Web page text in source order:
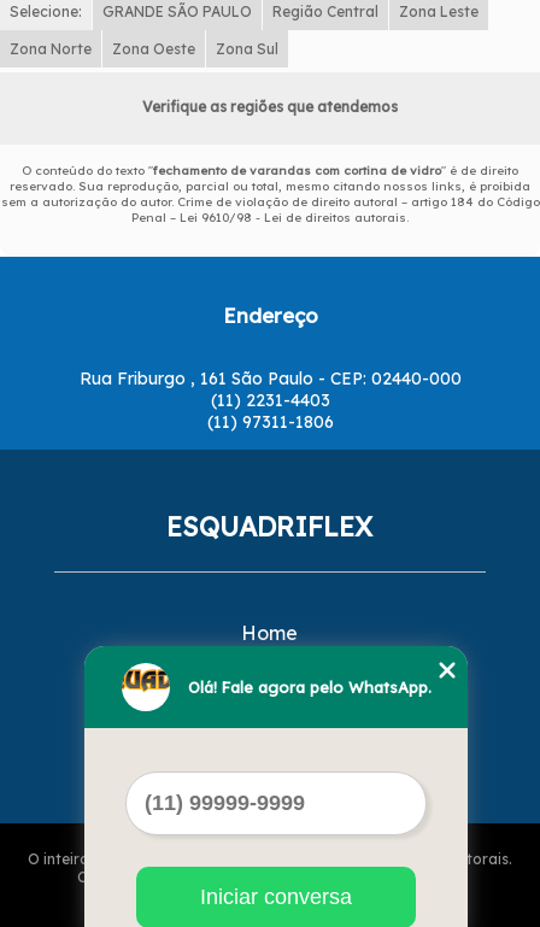
Selecione: GRANDE SÃO PAULO Região Central Zona Leste
Zona Norte Zona Oeste Zona Sul
Verifique as regiões que atendemos
O conteúdo do texto "fechamento de varandas com cortina de vidro" é de direito
reservado. Sua reprodução, parcial ou total, mesmo citando nossos links, é proibida
sem a autorização do autor. Crime de violação de direito autoral – artigo 184 do Código
Penal – Lei 9610/98 - Lei de direitos autorais.
Endereço
Rua Friburgo , 161 São Paulo - CEP: 02440-000
(11) 2231-4403
(11) 97311-1806
ESQUADRIFLEX
Home
Missão
Serviços
Contato
O inteiro teor deste site está sujeito à proteção de direitos autorais.
Copyright© ESQUADRIFLEX (Lei 9610 de 19/02/1998)
Olá! Fale agora pelo WhatsApp.
Iniciar conversa